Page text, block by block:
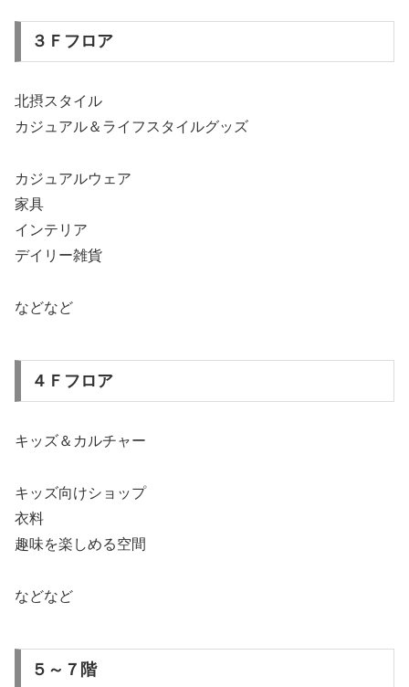
３Ｆフロア
北摂スタイル
カジュアル＆ライフスタイルグッズ
カジュアルウェア
家具
インテリア
デイリー雑貨
などなど
４Ｆフロア
キッズ＆カルチャー
キッズ向けショップ
衣料
趣味を楽しめる空間
などなど
５～７階